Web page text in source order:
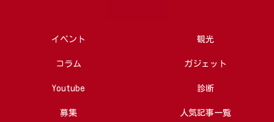
イベント 観光
コラム ガジェット
Youtube 診断
募集 人気記事一覧